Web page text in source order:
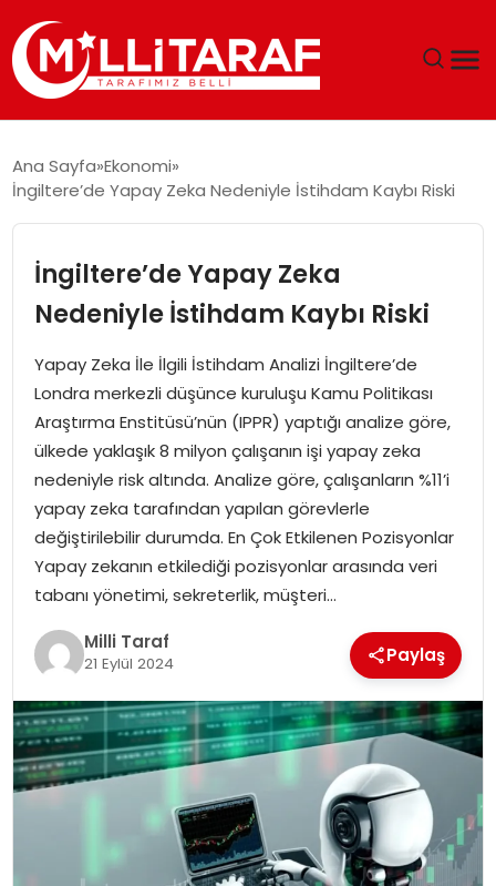
ÖZEL SAYFALAR
TEKNOLOJI
EKONOMI
SPOR
SIYASET
MAGAZIN
Ana Sayfa Ekonomi
İngiltere’de Yapay Zeka Nedeniyle İstihdam Kaybı Riski
İngiltere’de Yapay Zeka
Nedeniyle İstihdam Kaybı Riski
Yapay Zeka İle İlgili İstihdam Analizi İngiltere’de
Londra merkezli düşünce kuruluşu Kamu Politikası
Araştırma Enstitüsü’nün (IPPR) yaptığı analize göre,
ülkede yaklaşık 8 milyon çalışanın işi yapay zeka
nedeniyle risk altında. Analize göre, çalışanların %11’i
yapay zeka tarafından yapılan görevlerle
değiştirilebilir durumda. En Çok Etkilenen Pozisyonlar
Yapay zekanın etkilediği pozisyonlar arasında veri
tabanı yönetimi, sekreterlik, müşteri…
Milli Taraf
21 Eylül 2024 Paylaş